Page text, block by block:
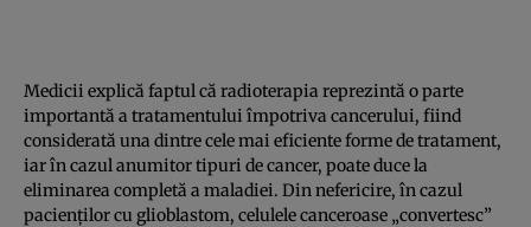
Medicii explică faptul că radioterapia reprezintă o parte
importantă a tratamentului împotriva cancerului, fiind
considerată una dintre cele mai eficiente forme de tratament,
iar în cazul anumitor tipuri de cancer, poate duce la
eliminarea completă a maladiei. Din nefericire, în cazul
pacienţilor cu glioblastom, celulele canceroase „convertesc”